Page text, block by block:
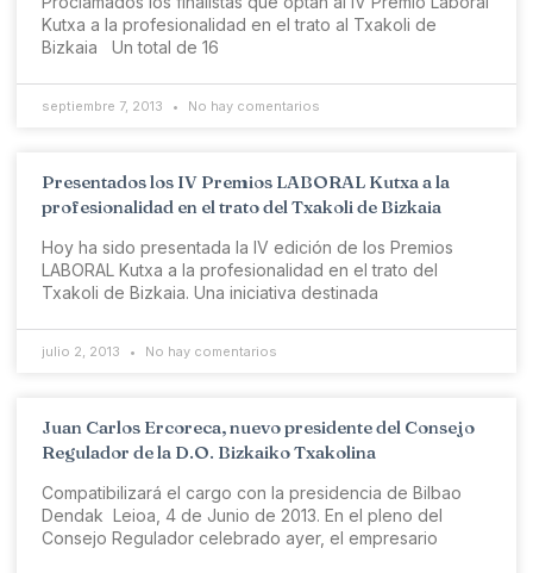
Kutxa a la profesionalidad en el trato al Txakoli de
Bizkaia Un total de 16
septiembre 7, 2013 No hay comentarios
Presentados los IV Premios LABORAL Kutxa a la
profesionalidad en el trato del Txakoli de Bizkaia
Hoy ha sido presentada la IV edición de los Premios
LABORAL Kutxa a la profesionalidad en el trato del
Txakoli de Bizkaia. Una iniciativa destinada
julio 2, 2013 No hay comentarios
Juan Carlos Ercoreca, nuevo presidente del Consejo
Regulador de la D.O. Bizkaiko Txakolina
Compatibilizará el cargo con la presidencia de Bilbao
Dendak Leioa, 4 de Junio de 2013. En el pleno del
Consejo Regulador celebrado ayer, el empresario